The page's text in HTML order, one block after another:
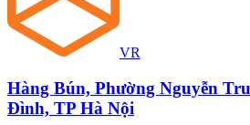
VR
Hàng Bún, Phường Nguyễn
Đình, TP Hà Nội